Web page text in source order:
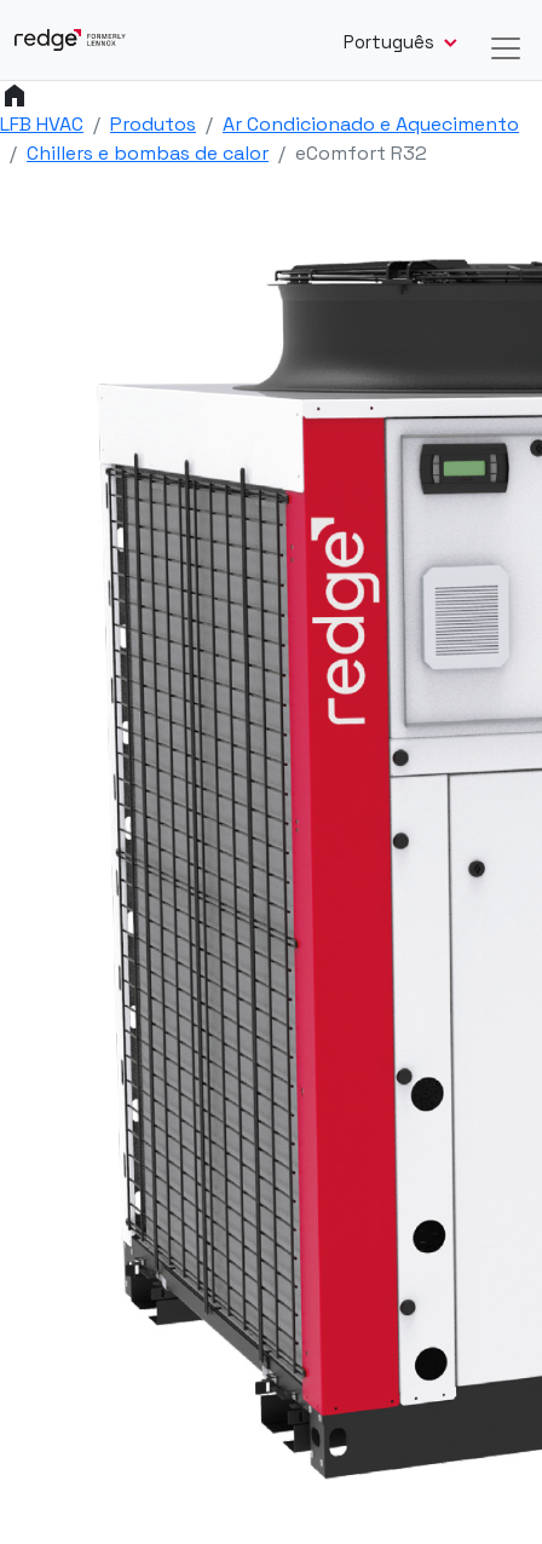
Português
home
LFB HVAC Produtos
Ar Condicionado e Aquecimento
Chillers e bombas de calor
eComfort R32